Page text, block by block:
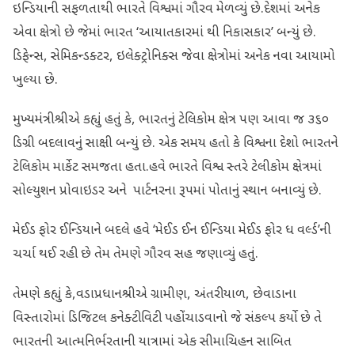
ઇન્ડિયાની સફળતાથી ભારતે વિશ્વમાં ગૌરવ મેળવ્યું છે.દેશમાં અનેક
એવા ક્ષેત્રો છે જેમાં ભારત ‘આયાતકારમાં થી નિકાસકાર’ બન્યું છે.
ડિફેન્સ, સેમિકન્ડક્ટર, ઇલેક્ટ્રોનિક્સ જેવા ક્ષેત્રોમાં અનેક નવા આયામો
ખુલ્યા છે.
મુખ્યમંત્રીશ્રીએ કહ્યું હતું કે, ભારતનું ટેલિકોમ ક્ષેત્ર પણ આવા જ ૩૬૦
ડિગ્રી બદલાવનું સાક્ષી બન્યું છે. એક સમય હતો કે વિશ્વના દેશો ભારતને
ટેલિકોમ માર્કેટ સમજતા હતા.હવે ભારતે વિશ્વ સ્તરે ટેલીકોમ ક્ષેત્રમાં
સોલ્યુશન પ્રોવાઇડર અને પાર્ટનરના રૂપમાં પોતાનું સ્થાન બનાવ્યું છે.
મેઈડ ફોર ઈન્ડિયાને બદલે હવે ‘મેઈડ ઈન ઈન્ડિયા મેઈડ ફોર ધ વર્લ્ડ’ની
ચર્ચા થઈ રહી છે તેમ તેમણે ગૌરવ સહ જણાવ્યું હતું.
તેમણે કહ્યું કે,વડાપ્રધાનશ્રીએ ગ્રામીણ, અંતરીયાળ, છેવાડાના
વિસ્તારોમાં ડિજિટલ કનેક્ટીવિટી પહોંચાડવાનો જે સંકલ્પ કર્યો છે તે
ભારતની આત્મનિર્ભરતાની યાત્રામાં એક સીમાચિહન સાબિત